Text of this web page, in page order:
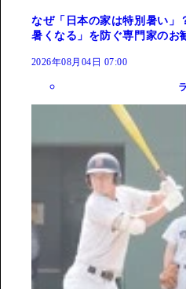
なぜ「日本の家は特別暑い
暑くなる」を防ぐ専門家のお
2026年08月04日 07:00